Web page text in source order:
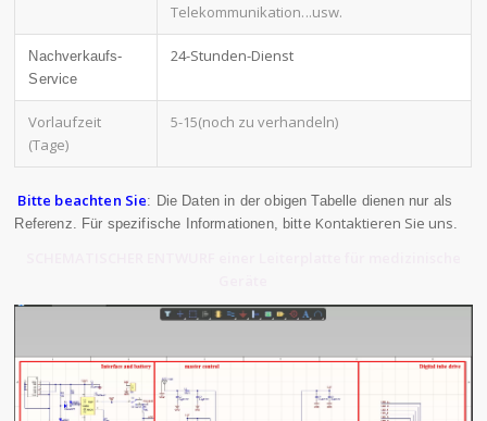
Telekommunikation...usw.
Nachverkaufs-
Service
24-Stunden-Dienst
Vorlaufzeit
(Tage)
5-15(noch zu verhandeln)
Bitte beachten Sie: Die Daten in der obigen Tabelle dienen nur als
Referenz. Für spezifische Informationen, bitte Kontaktieren Sie uns